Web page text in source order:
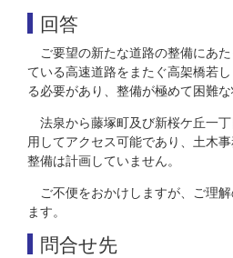
回答
ご要望の新たな道路の整備にあ
ている高速道路をまたぐ高架橋若
る必要があり、整備が極めて困難な
法泉から藤塚町及び新桜ケ丘一
用してアクセス可能であり、土木
整備は計画していません。
ご不便をおかけしますが、ご理
ます。
問合せ先